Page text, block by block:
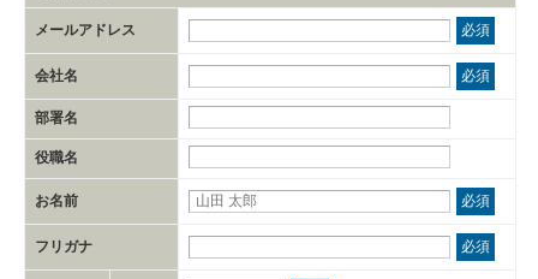
メールアドレス 必須
会社名 必須
部署名
役職名
お名前 必須
フリガナ 必須